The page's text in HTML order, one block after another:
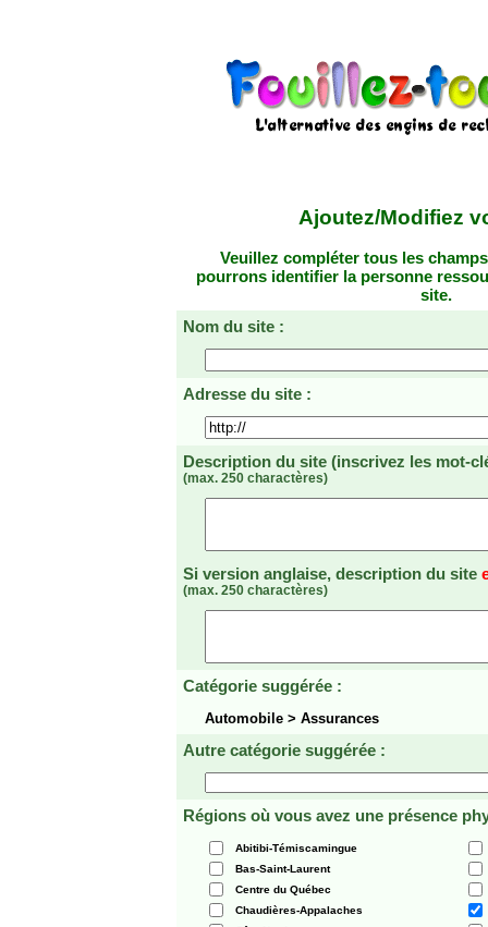
Ajoutez/Modifiez
Veuillez compléter tous les
pourrons identifier la personne
site.
Nom du site :
Adresse du site :
Description du site (inscrivez les mot-
(max. 250 charactères)
Si version anglaise, description du site
(max. 250 charactères)
Catégorie suggérée :
Automobile > Assurances
Autre catégorie suggérée :
Régions où vous avez une présence
Abitibi-Témiscamingue
Bas-Saint-Laurent
Centre du Québec
Chaudières-Appalaches